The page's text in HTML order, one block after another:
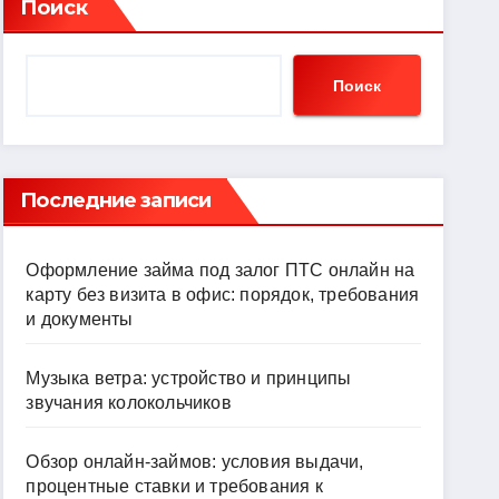
Поиск
Поиск
Последние записи
Оформление займа под залог ПТС онлайн на
карту без визита в офис: порядок, требования
и документы
Музыка ветра: устройство и принципы
звучания колокольчиков
Обзор онлайн-займов: условия выдачи,
процентные ставки и требования к